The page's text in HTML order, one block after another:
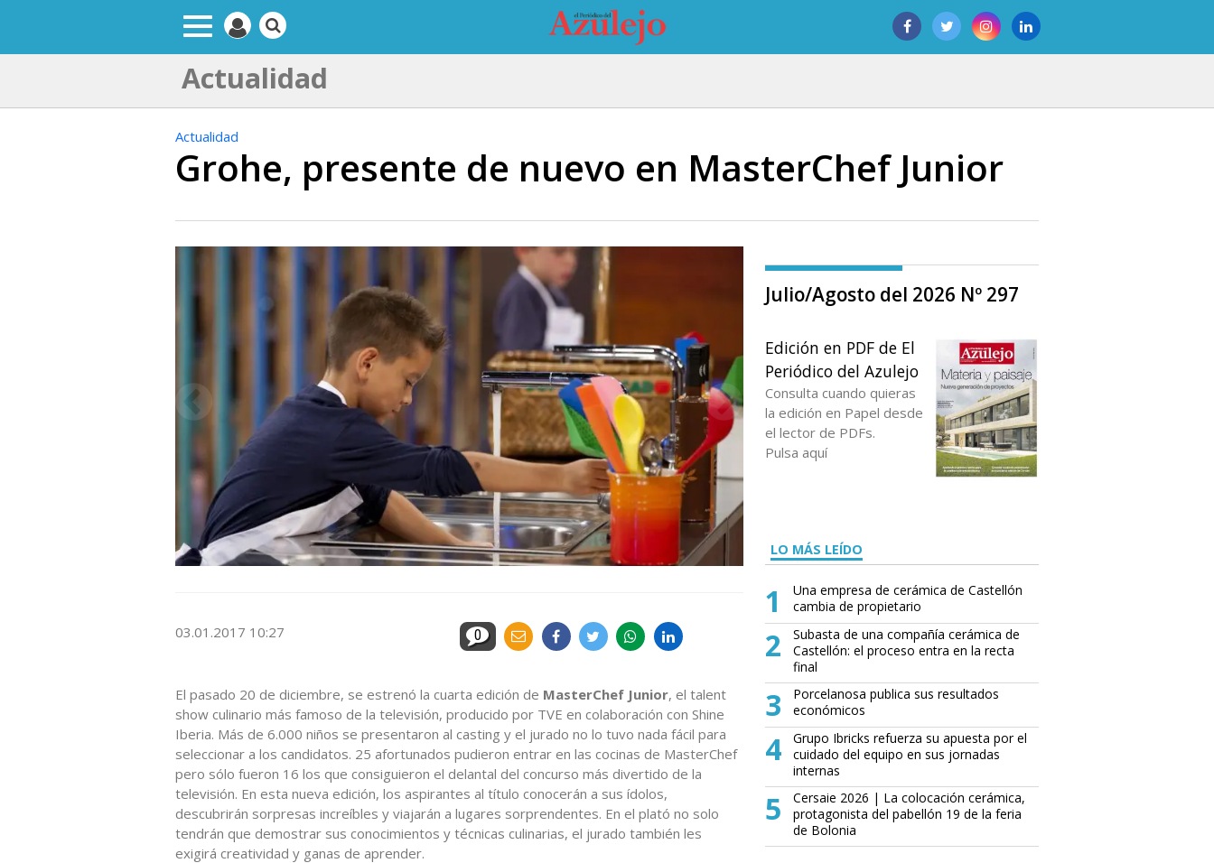
Actualidad
Actualidad
Grohe, presente de nuevo en MasterChef Junior
03.01.2017 10:27 0
El pasado 20 de diciembre, se estrenó la cuarta edición de MasterChef Junior, el talent
show culinario más famoso de la televisión, producido por TVE en colaboración con Shine
Iberia. Más de 6.000 niños se presentaron al casting y el jurado no lo tuvo nada fácil para
seleccionar a los candidatos. 25 afortunados pudieron entrar en las cocinas de MasterChef
pero sólo fueron 16 los que consiguieron el delantal del concurso más divertido de la
televisión. En esta nueva edición, los aspirantes al título conocerán a sus ídolos,
descubrirán sorpresas increíbles y viajarán a lugares sorprendentes. En el plató no solo
tendrán que demostrar sus conocimientos y técnicas culinarias, el jurado también les
exigirá creatividad y ganas de aprender.
Julio/Agosto del 2026 Nº 297
Edición en PDF de El
Periódico del Azulejo
Consulta cuando quieras
la edición en Papel desde
el lector de PDFs.
Pulsa aquí
LO MÁS LEÍDO
1
Una empresa de cerámica de Castellón
cambia de propietario
2
Subasta de una compañía cerámica de
Castellón: el proceso entra en la recta
final
3
Porcelanosa publica sus resultados
económicos
4
Grupo Ibricks refuerza su apuesta por el
cuidado del equipo en sus jornadas
internas
5
Cersaie 2026 | La colocación cerámica,
protagonista del pabellón 19 de la feria
de Bolonia